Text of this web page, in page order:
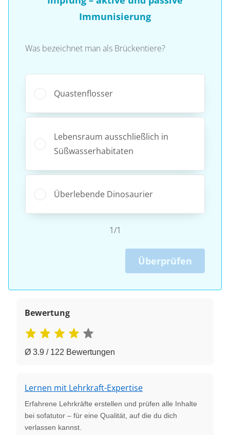
Immunisierung
Was bezeichnet man als Brückentiere?
Quastenflosser
Lebensraum ausschließlich in
Süßwasserhabitaten
Überlebende Dinosaurier
1/1
Überprüfen
Bewertung
Ø 3.9 / 122 Bewertungen
Lernen mit Lehrkraft-Expertise
Erfahrene Lehrkräfte erstellen und prüfen alle Inhalte
bei sofatutor – für eine Qualität, auf die du dich
verlassen kannst.